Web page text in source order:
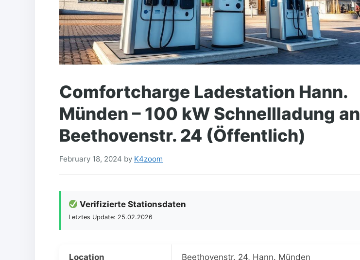
Comfortcharge Ladestation Hann.
Münden – 100 kW Schnellladung an
Beethovenstr. 24 (Öffentlich)
February 18, 2024 by K4zoom
Verifizierte Stationsdaten
Letztes Update: 25.02.2026
Location Beethovenstr. 24, Hann. Münden